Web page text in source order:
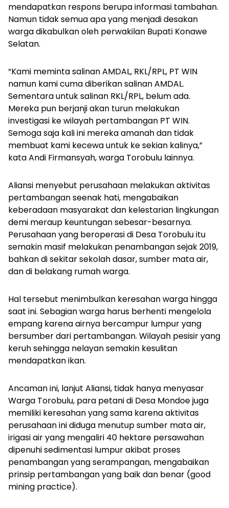
mendapatkan respons berupa informasi tambahan.
Namun tidak semua apa yang menjadi desakan
warga dikabulkan oleh perwakilan Bupati Konawe
Selatan.
“Kami meminta salinan AMDAL, RKL/RPL, PT WIN
namun kami cuma diberikan salinan AMDAL.
Sementara untuk salinan RKL/RPL, belum ada.
Mereka pun berjanji akan turun melakukan
investigasi ke wilayah pertambangan PT WIN.
Semoga saja kali ini mereka amanah dan tidak
membuat kami kecewa untuk ke sekian kalinya,”
kata Andi Firmansyah, warga Torobulu lainnya.
Aliansi menyebut perusahaan melakukan aktivitas
pertambangan seenak hati, mengabaikan
keberadaan masyarakat dan kelestarian lingkungan
demi meraup keuntungan sebesar-besarnya.
Perusahaan yang beroperasi di Desa Torobulu itu
semakin masif melakukan penambangan sejak 2019,
bahkan di sekitar sekolah dasar, sumber mata air,
dan di belakang rumah warga.
Hal tersebut menimbulkan keresahan warga hingga
saat ini. Sebagian warga harus berhenti mengelola
empang karena airnya bercampur lumpur yang
bersumber dari pertambangan. Wilayah pesisir yang
keruh sehingga nelayan semakin kesulitan
mendapatkan ikan.
Ancaman ini, lanjut Aliansi, tidak hanya menyasar
Warga Torobulu, para petani di Desa Mondoe juga
memiliki keresahan yang sama karena aktivitas
perusahaan ini diduga menutup sumber mata air,
irigasi air yang mengaliri 40 hektare persawahan
dipenuhi sedimentasi lumpur akibat proses
penambangan yang serampangan, mengabaikan
prinsip pertambangan yang baik dan benar (good
mining practice).